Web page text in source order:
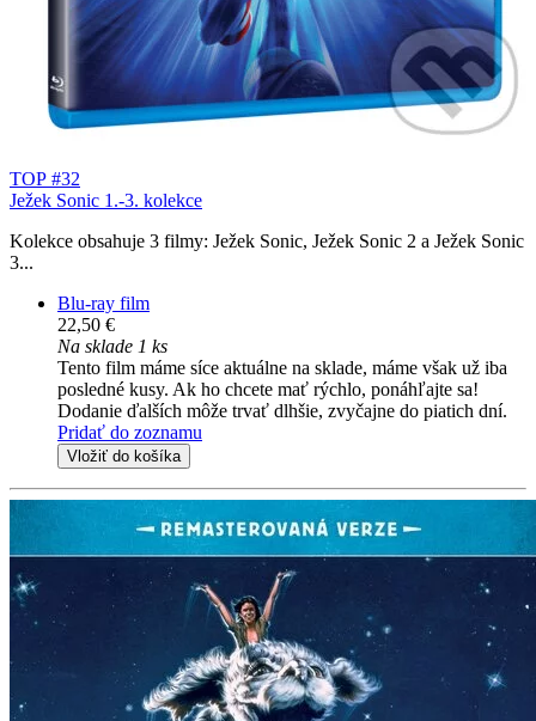
TOP #32
Ježek Sonic 1.-3. kolekce
Kolekce obsahuje 3 filmy: Ježek Sonic, Ježek Sonic 2 a Ježek Sonic
3...
Blu-ray film
22,50 €
Na sklade 1 ks
Tento film máme síce aktuálne na sklade, máme však už iba
posledné kusy. Ak ho chcete mať rýchlo, ponáhľajte sa!
Dodanie ďalších môže trvať dlhšie, zvyčajne do piatich dní.
Pridať do zoznamu
Vložiť do košíka